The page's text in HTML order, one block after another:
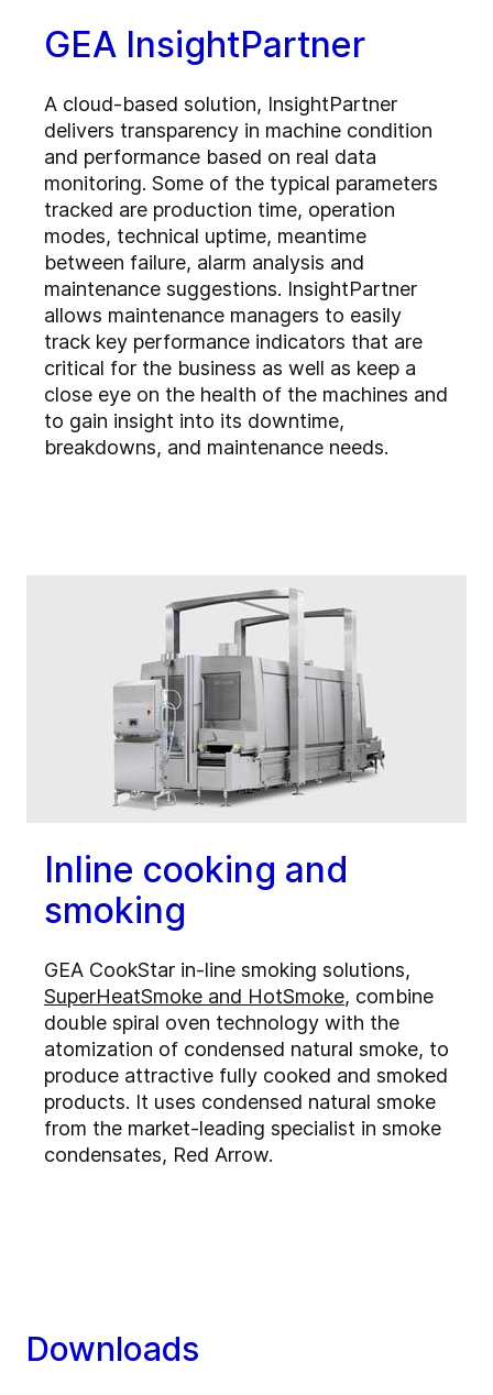
GEA InsightPartner
A cloud-based solution, InsightPartner
delivers transparency in machine condition
and performance based on real data
monitoring. Some of the typical parameters
tracked are production time, operation
modes, technical uptime, meantime
between failure, alarm analysis and
maintenance suggestions. InsightPartner
allows maintenance managers to easily
track key performance indicators that are
critical for the business as well as keep a
close eye on the health of the machines and
to gain insight into its downtime,
breakdowns, and maintenance needs.
Inline cooking and
smoking
GEA CookStar in-line smoking solutions,
SuperHeatSmoke and HotSmoke, combine
double spiral oven technology with the
atomization of condensed natural smoke, to
produce attractive fully cooked and smoked
products. It uses condensed natural smoke
from the market-leading specialist in smoke
condensates, Red Arrow.
Downloads